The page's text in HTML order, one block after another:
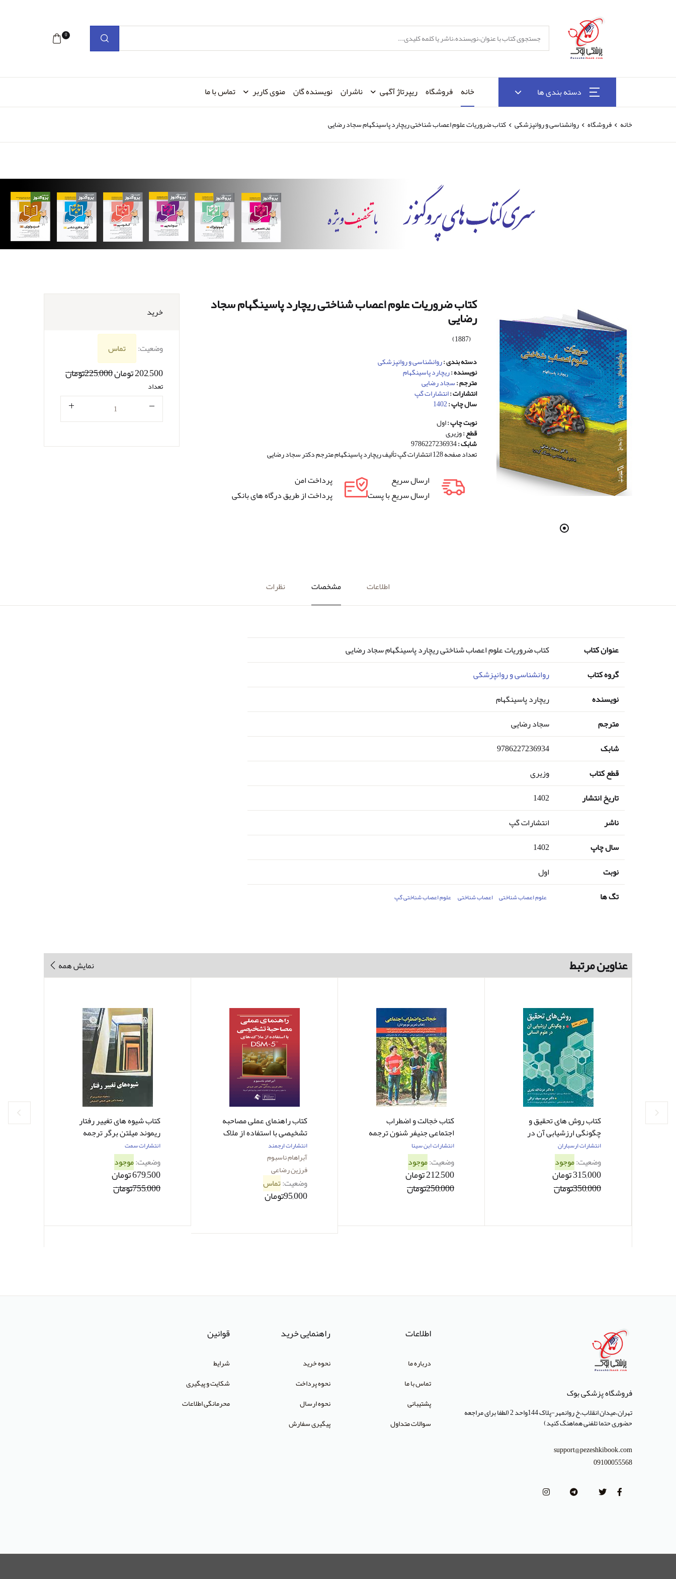
0
دسته بندی ها خانه فروشگاه ریپرتاژ آگهی ناشران نویسنده گان منوی کاربر تماس با ما
خانه فروشگاه روانشناسی و روانپزشکی کتاب ضروریات علوم اعصاب شناختی ریچارد پاسینگهام سجاد رضایی
خرید
وضعیت: تماس
202,500 تومان 225,000تومان
تعداد
کتاب ضروریات علوم اعصاب شناختی ریچارد پاسینگهام سجاد
رضایی
(1887)
دسته بندی :روانشناسی و روانپزشکی
نویسنده :ریچارد پاسینگهام
مترجم :سجاد رضایی
انتشارات :انتشارات گپ
سال چاپ :1402
نوبت چاپ :اول
قطع :وزیری
شابک :
تعداد صفحه 128 انتشارات گپ تألیف ریچارد پاسینگهام مترجم دکتر سجاد رضایی
ارسال سریع
ارسال سریع با پست
پرداخت امن
پرداخت از طریق درگاه های بانکی
اطلاعات مشخصات نظرات
عنوان کتاب
کتاب ضروریات علوم اعصاب شناختی ریچارد پاسینگهام سجاد رضایی
گروه کتاب
روانشناسی و روانپزشکی
نویسنده
ریچارد پاسینگهام
مترجم
سجاد رضایی
شابک
9786227236934
قطع کتاب
وزیری
تاریخ انتشار
1402
ناشر
انتشارات گپ
سال چاپ
1402
نوبت
اول
تگ ها
علوم اعصاب شناختی اعصاب شناختی علوم اعصاب شناختی گپ
عناوین مرتبط نمایش همه
کتاب شیوه های تغییر رفتار
ریموند میلتن برگر ترجمه
علی فتحی آشتیانی
انتشارات سمت
وضعیت:موجود
679,500 تومان
755,000تومان
کتاب راهنمای عملی مصاحبه
تشخیصی با استفاده از ملاک
آبراهام ناسبوم -مترجم
فرزین رضاعی و دیگران
انتشارات ارجمند
آبراهام ناسبوم
فرزین رضاعی
وضعیت:تماس
95,000تومان
کتاب خجالت و اضطراب
اجتماعی جنیفر شنون ترجمه
فیروزه ضرغامی
انتشارات ابن سینا
وضعیت:موجود
212,500 تومان
250,000تومان
کتاب روش های تحقیق و
چگونگی ارزشیابی آن در
علوم انسانی عزت الله نادری
و مریم سیف نراقی
انتشارات ارسباران
وضعیت:موجود
315,000 تومان
350,000تومان
فروشگاه پزشکی بوک
تهران،میدان انقلاب،خ روانمهر-پلاک 144واحد 2 (لطفا برای مراجعه
حضوری حتما تلفنی هماهنگ کنید)
support@pezeshkibook.com
09100055568
اطلاعات
درباره ما
تماس با ما
پشتیبانی
سوالات متداول
راهنمایی خرید
نحوه خرید
نحوه پرداخت
نحوه ارسال
پیگیری سفارش
قوانین
شرایط
شکایت و پیگیری
محرمانگی اطلاعات